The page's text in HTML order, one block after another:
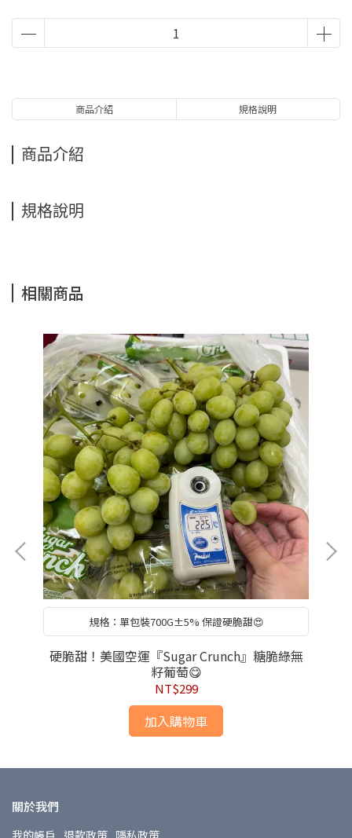
商品介紹 規格說明
商品介紹
規格說明
相關商品
規格：單包裝700G±5% 保證硬脆甜😍
硬脆甜！美國空運『Sugar Crunch』糖脆綠無
籽葡萄😋
NT$299
加入購物車
關於我們
我的帳戶 退款政策 隱私政策